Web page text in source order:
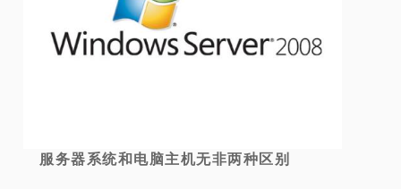
服务器系统和电脑主机无非两种区别